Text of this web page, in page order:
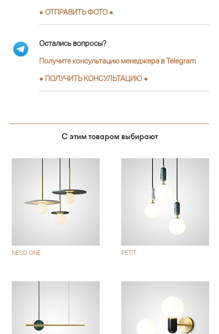
● ОТПРАВИТЬ ФОТО ●
Остались вопросы?
Получите консультацию менеджера в Telegram
● ПОЛУЧИТЬ КОНСУЛЬТАЦИЮ ●
С этим товаром выбирают
NESO ONE PETIT